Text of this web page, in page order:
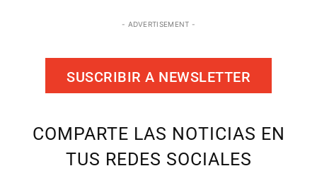
- ADVERTISEMENT -
SUSCRIBIR A NEWSLETTER
COMPARTE LAS NOTICIAS EN
TUS REDES SOCIALES